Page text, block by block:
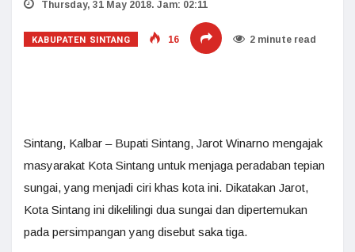
Thursday, 31 May 2018. Jam: 02:11
KABUPATEN SINTANG 16 2 minute read
Sintang, Kalbar – Bupati Sintang, Jarot Winarno mengajak
masyarakat Kota Sintang untuk menjaga peradaban tepian
sungai, yang menjadi ciri khas kota ini. Dikatakan Jarot,
Kota Sintang ini dikelilingi dua sungai dan dipertemukan
pada persimpangan yang disebut saka tiga.